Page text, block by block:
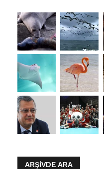
ARŞIVDE ARA